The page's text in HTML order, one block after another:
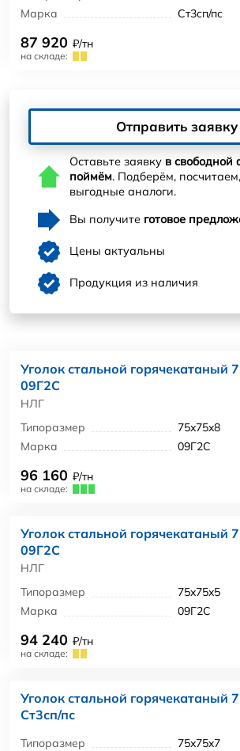
Марка
Ст3сп/пс
87 920 ₽/тн
на складе:
Отправить заявку
Оставьте заявку в
поймём. Подберём,
выгодные аналоги.
Вы получите готовое
Цены актуальны
Продукция из наличия
Уголок стальной горячекатаный
09Г2С
НЛГ
Типоразмер
75x75x8
Марка
09Г2С
96 160 ₽/тн
на складе:
Уголок стальной горячекатаный
09Г2С
НЛГ
Типоразмер
75x75x5
Марка
09Г2С
94 240 ₽/тн
на складе:
Уголок стальной горячекатаный
Ст3сп/пс
Типоразмер
75x75x7